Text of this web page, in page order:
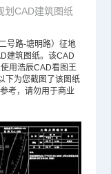
划CAD建筑图纸
号路-塘明路）征地
建筑图纸。该CAD
用浩辰CAD看图王
下为您截图了该图纸
考，请勿用于商业